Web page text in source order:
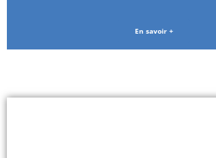
En savoir +